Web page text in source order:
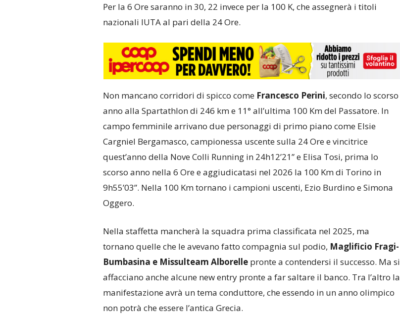
Per la 6 Ore saranno in 30, 22 invece per la 100 K, che assegnerà i titoli
nazionali IUTA al pari della 24 Ore.
Non mancano corridori di spicco come Francesco Perini, secondo lo scorso
anno alla Spartathlon di 246 km e 11° all’ultima 100 Km del Passatore. In
campo femminile arrivano due personaggi di primo piano come Elsie
Cargniel Bergamasco, campionessa uscente sulla 24 Ore e vincitrice
quest’anno della Nove Colli Running in 24h12’21” e Elisa Tosi, prima lo
scorso anno nella 6 Ore e aggiudicatasi nel 2026 la 100 Km di Torino in
9h55’03”. Nella 100 Km tornano i campioni uscenti, Ezio Burdino e Simona
Oggero.
Nella staffetta mancherà la squadra prima classificata nel 2025, ma
tornano quelle che le avevano fatto compagnia sul podio, Maglificio Fragi-
Bumbasina e Missulteam Alborellepronte a contendersi il successo. Ma si
affacciano anche alcune new entry pronte a far saltare il banco. Tra l’altro la
manifestazione avrà un tema conduttore, che essendo in un anno olimpico
non potrà che essere l’antica Grecia.